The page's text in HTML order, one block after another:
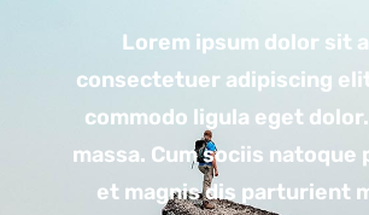
Lorem ipsum dolor sit
consectetuer adipiscing
commodo ligula eget
massa. Cum sociis natoque
et magnis dis parturient